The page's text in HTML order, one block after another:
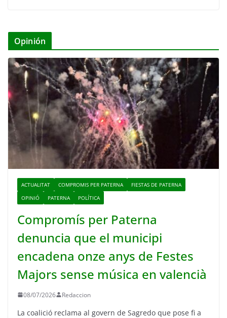
Opinión
ACTUALITAT COMPROMIS PER PATERNA
FIESTAS DE PATERNA
OPINIÓ
PATERNA POLÍTICA
Compromís per Paterna
denuncia que el municipi
encadena onze anys de Festes
Majors sense música en valencià
08/07/2026 Redaccion
La coalició reclama al govern de Sagredo que pose fi a